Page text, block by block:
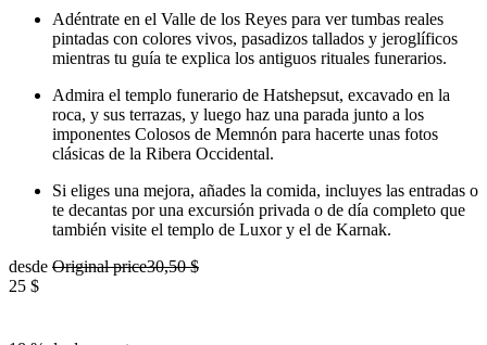
Adéntrate en el Valle de los Reyes para ver tumbas reales
pintadas con colores vivos, pasadizos tallados y jeroglíficos
mientras tu guía te explica los antiguos rituales funerarios.
Admira el templo funerario de Hatshepsut, excavado en la
roca, y sus terrazas, y luego haz una parada junto a los
imponentes Colosos de Memnón para hacerte unas fotos
clásicas de la Ribera Occidental.
Si eliges una mejora, añades la comida, incluyes las entradas o
te decantas por una excursión privada o de día completo que
también visite el templo de Luxor y el de Karnak.
desde Original price30,50 $
25 $